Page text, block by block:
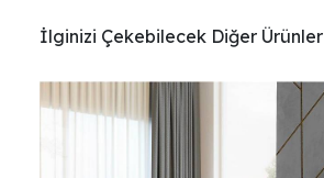
İlginizi Çekebilecek Diğer Ürünler